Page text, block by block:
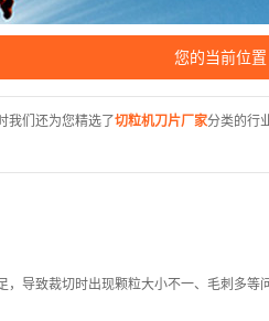
机刀片
刀片
您的当前位置
我们还为您精选了切粒机刀片厂家分类的行
导致裁切时出现颗粒大小不一、毛刺多等